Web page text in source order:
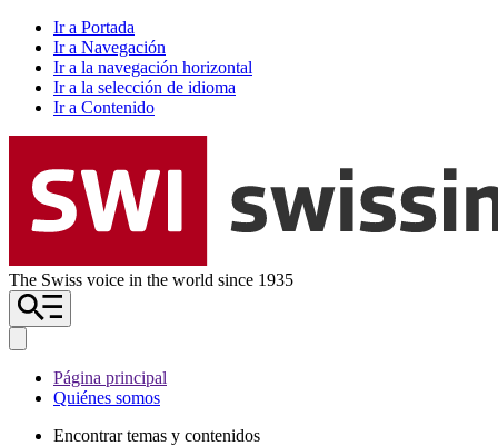
Ir a Portada
Ir a Navegación
Ir a la navegación horizontal
Ir a la selección de idioma
Ir a Contenido
The Swiss voice in the world since 1935
Página principal
Quiénes somos
Encontrar temas y contenidos